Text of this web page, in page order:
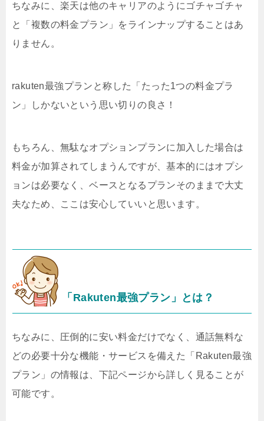
ちなみに、楽天は他のキャリアのようにゴチャゴチャ
と「複数の料金プラン」をラインナップすることはあ
りません。
rakuten最強プランと称した「たった1つの料金プラ
ン」しかないという思い切りの良さ！
もちろん、無駄なオプションプランに加入した場合は
料金が加算されてしまうんですが、基本的にはオプシ
ョンは必要なく、ベースとなるプランそのままで大丈
夫なため、ここは安心していいと思います。
「Rakuten最強プラン」とは？
ちなみに、圧倒的に安い料金だけでなく、通話無料な
どの必要十分な機能・サービスを備えた「Rakuten最強
プラン」の情報は、下記ページから詳しく見ることが
可能です。